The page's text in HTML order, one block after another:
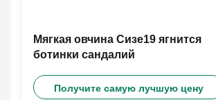
Мягкая овчина Сизе19 ягнится
ботинки сандалий
Получите самую лучшую цену